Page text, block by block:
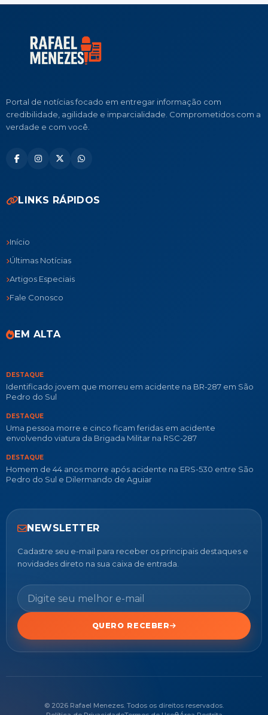
Portal de notícias focado em entregar informação com
credibilidade, agilidade e imparcialidade. Comprometidos com a
verdade e com você.
LINKS RÁPIDOS
Início
Últimas Notícias
Artigos Especiais
Fale Conosco
EM ALTA
DESTAQUE
Identificado jovem que morreu em acidente na BR-287 em São
Pedro do Sul
DESTAQUE
Uma pessoa morre e cinco ficam feridas em acidente
envolvendo viatura da Brigada Militar na RSC-287
DESTAQUE
Homem de 44 anos morre após acidente na ERS-530 entre São
Pedro do Sul e Dilermando de Aguiar
NEWSLETTER
Cadastre seu e-mail para receber os principais destaques e
novidades direto na sua caixa de entrada.
QUERO RECEBER
© 2026 Rafael Menezes. Todos os direitos reservados.